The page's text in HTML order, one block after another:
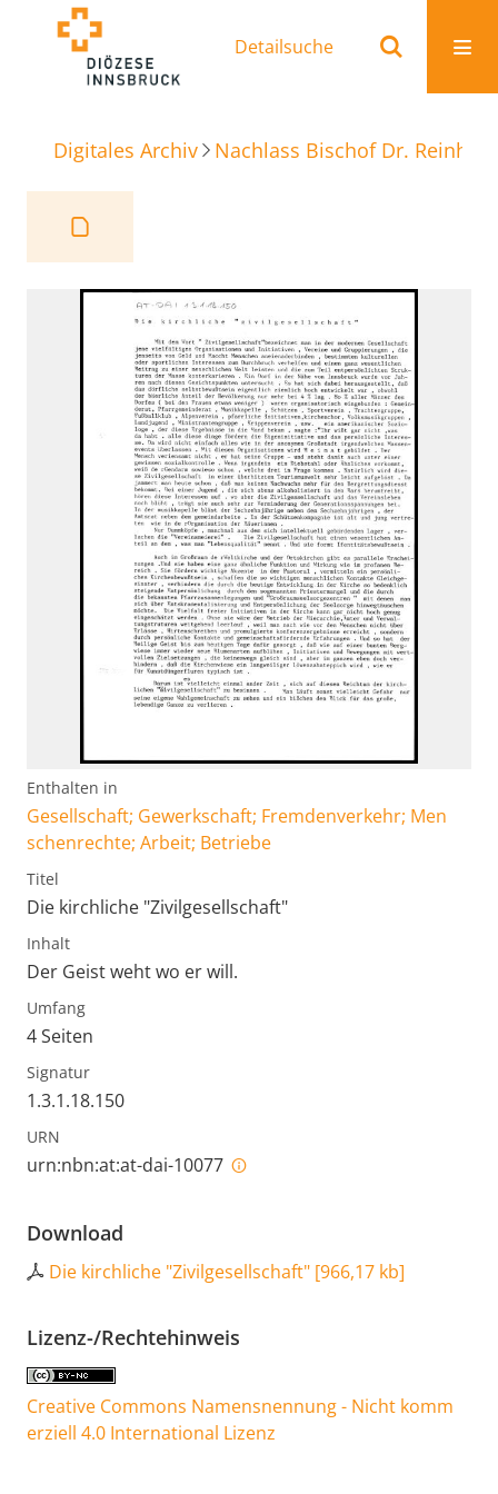
Detailsuche
Digitales Archiv Nachlass Bischof Dr.
Enthalten in
Gesellschaft; Gewerkschaft; Fremdenverkehr; Men
schenrechte; Arbeit; Betriebe
Titel
Die kirchliche "Zivilgesellschaft"
Inhalt
Der Geist weht wo er will.
Umfang
4 Seiten
Signatur
1.3.1.18.150
URN
urn:nbn:at:at-dai-10077
Download
Die kirchliche "Zivilgesellschaft" [966,17 kb]
Lizenz-/Rechtehinweis
Creative Commons Namensnennung - Nicht komm
erziell 4.0 International Lizenz